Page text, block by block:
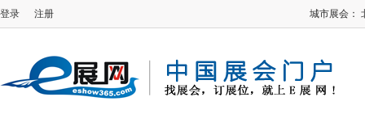
登录 注册 城市展会：